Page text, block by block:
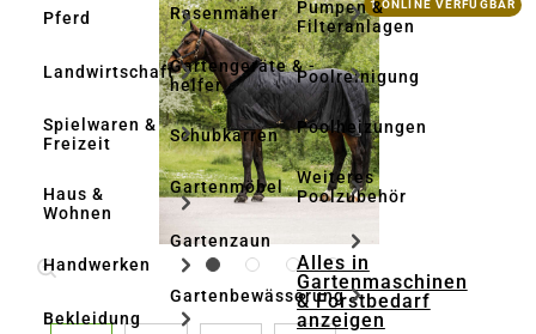
Pferd
Landwirtschaft
Spielwaren &
Freizeit
Haus &
Wohnen
Handwerken
Bekleidung
Rasenmäher
Gartengeräte & -
helfer
Schubkarren
Gartenmöbel
Gartenzaun
Gartenbewässerung
Pumpen &
Filteranlagen
Poolreinigung
Poolheizungen
Weiteres
Poolzubehör
Alles in
Gartenmaschinen
& Forstbedarf
anzeigen
Bildergalerie überspringen 1 ONLINE VERFÜGBAR